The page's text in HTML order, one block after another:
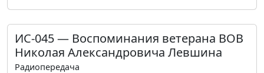
ИС-045 — Воспоминания ветерана ВОВ
Николая Александровича Левшина
Радиопередача